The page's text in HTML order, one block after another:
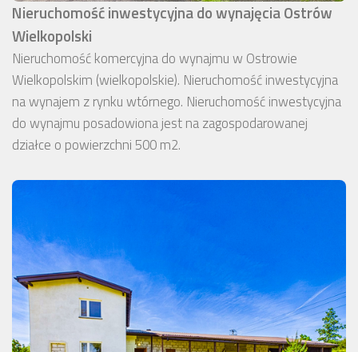
Nieruchomość inwestycyjna do wynajęcia Ostrów
Wielkopolski
Nieruchomość komercyjna do wynajmu w Ostrowie
Wielkopolskim (wielkopolskie). Nieruchomość inwestycyjna
na wynajem z rynku wtórnego. Nieruchomość inwestycyjna
do wynajmu posadowiona jest na zagospodarowanej
działce o powierzchni 500 m2.